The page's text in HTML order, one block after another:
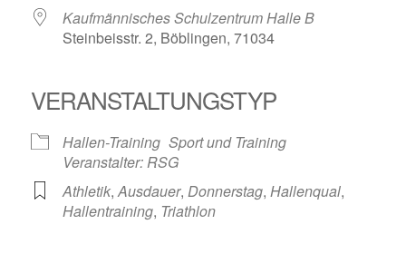
Kaufmännisches Schulzentrum Halle B
Steinbeisstr. 2, Böblingen, 71034
VERANSTALTUNGSTYP
Hallen-Training Sport und Training
Veranstalter: RSG
Athletik,Ausdauer, Donnerstag, Hallenqual,
Hallentraining, Triathlon